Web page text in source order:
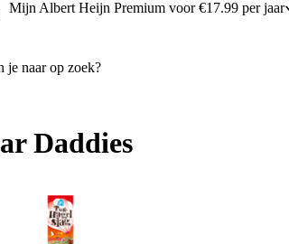
Mijn Albert Heijn Premium voor €17.99 per jaar
Daddies